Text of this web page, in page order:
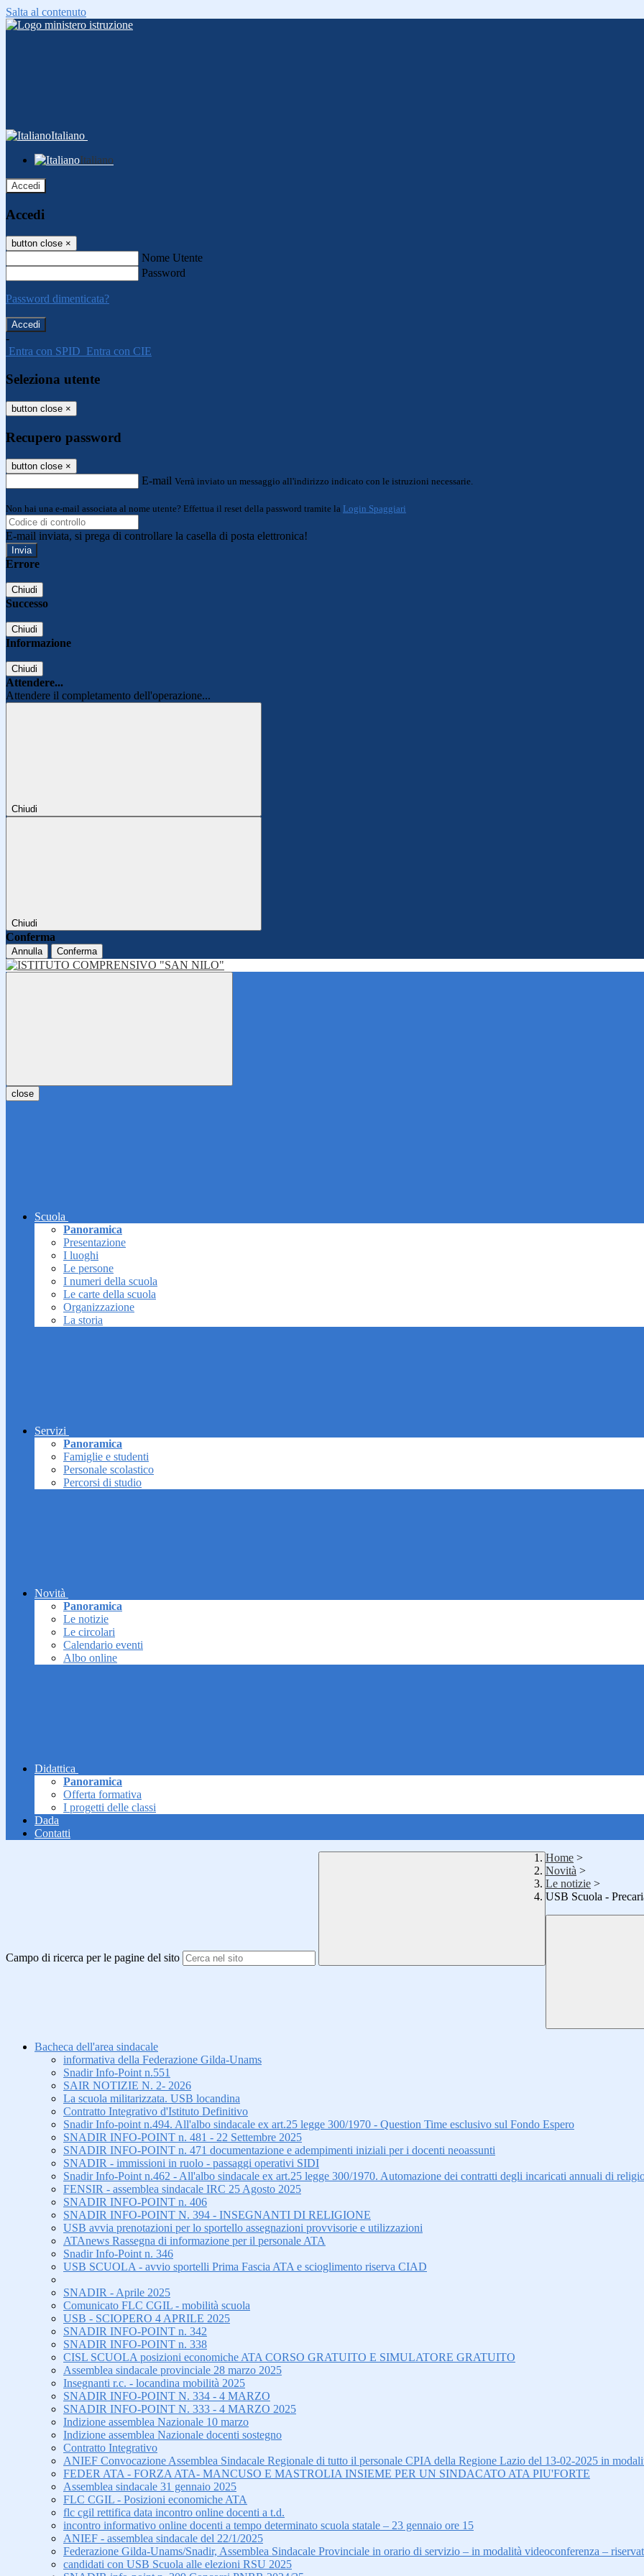
Salta al contenuto
Italiano
Italiano
Accedi
Accedi
button close ×
Nome Utente
Password
Password dimenticata?
-
Entra con SPID Entra con CIE
Seleziona utente
button close ×
Recupero password
button close ×
E-mail Verrà inviato un messaggio all'indirizzo indicato con le istruzioni necessarie.
Non hai una e-mail associata al nome utente? Effettua il reset della password tramite la Login Spaggiari
E-mail inviata, si prega di controllare la casella di posta elettronica!
Errore
Chiudi
Successo
Chiudi
Informazione
Chiudi
Attendere...
Attendere il completamento dell'operazione...
Chiudi
Chiudi
Conferma
Annulla Conferma
close
Scuola
Panoramica
Presentazione
I luoghi
Le persone
I numeri della scuola
Le carte della scuola
Organizzazione
La storia
Servizi
Panoramica
Famiglie e studenti
Personale scolastico
Percorsi di studio
Novità
Panoramica
Le notizie
Le circolari
Calendario eventi
Albo online
Didattica
Panoramica
Offerta formativa
I progetti delle classi
Dada
Contatti
Campo di ricerca per le pagine del sito
Home >
Novità >
Le notizie >
USB Scuola -
Bacheca dell'area sindacale
informativa della Federazione Gilda-Unams
Snadir Info-Point n.551
SAIR NOTIZIE N. 2- 2026
La scuola militarizzata. USB locandina
Contratto Integrativo d'Istituto Definitivo
Snadir Info-point n.494. All'albo sindacale ex art.25 legge 300/1970 - Question Time esclusivo sul Fondo Espero
SNADIR INFO-POINT n. 481 - 22 Settembre 2025
SNADIR INFO-POINT n. 471 documentazione e adempimenti iniziali per i docenti neoassunti
SNADIR - immissioni in ruolo - passaggi operativi SIDI
Snadir Info-Point n.462 - All'albo sindacale ex art.25 legge 300/1970. Automazione dei contratti degli incaricati annuali di
FENSIR - assemblea sindacale IRC 25 Agosto 2025
SNADIR INFO-POINT n. 406
SNADIR INFO-POINT N. 394 - INSEGNANTI DI RELIGIONE
USB avvia prenotazioni per lo sportello assegnazioni provvisorie e utilizzazioni
ATAnews Rassegna di informazione per il personale ATA
Snadir Info-Point n. 346
USB SCUOLA - avvio sportelli Prima Fascia ATA e scioglimento riserva CIAD
SNADIR - Aprile 2025
Comunicato FLC CGIL - mobilità scuola
USB - SCIOPERO 4 APRILE 2025
SNADIR INFO-POINT n. 342
SNADIR INFO-POINT n. 338
CISL SCUOLA posizioni economiche ATA CORSO GRATUITO E SIMULATORE GRATUITO
Assemblea sindacale provinciale 28 marzo 2025
Insegnanti r.c. - locandina mobilità 2025
SNADIR INFO-POINT N. 334 - 4 MARZO
SNADIR INFO-POINT N. 333 - 4 MARZO 2025
Indizione assemblea Nazionale 10 marzo
Indizione assemblea Nazionale docenti sostegno
Contratto Integrativo
ANIEF Convocazione Assemblea Sindacale Regionale di tutto il personale CPIA della Regione Lazio del 13-02-2025 in
FEDER ATA - FORZA ATA- MANCUSO E MASTROLIA INSIEME PER UN SINDACATO ATA PIU'FORTE
Assemblea sindacale 31 gennaio 2025
FLC CGIL - Posizioni economiche ATA
flc cgil rettifica data incontro online docenti a t.d.
incontro informativo online docenti a tempo determinato scuola statale – 23 gennaio ore 15
ANIEF - assemblea sindacale del 22/1/2025
Federazione Gilda-Unams/Snadir, Assemblea Sindacale Provinciale in orario di servizio – in modalità videoconferenza –
candidati con USB Scuola alle elezioni RSU 2025